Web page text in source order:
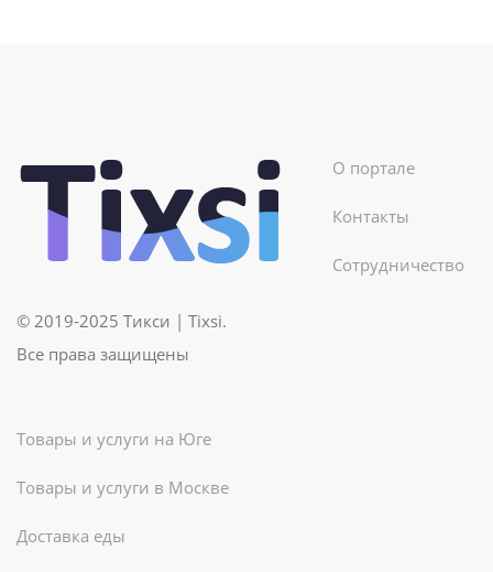
© 2019-2025 Тикси | Tixsi.
Все права защищены
О портале
Контакты
Сотрудничество
Товары и услуги на Юге
Товары и услуги в Москве
Доставка еды